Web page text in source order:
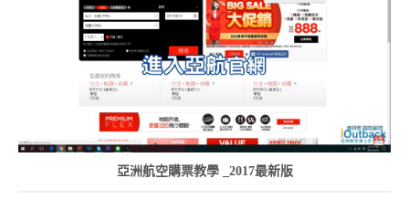
亞洲航空購票教學 _2017最新版